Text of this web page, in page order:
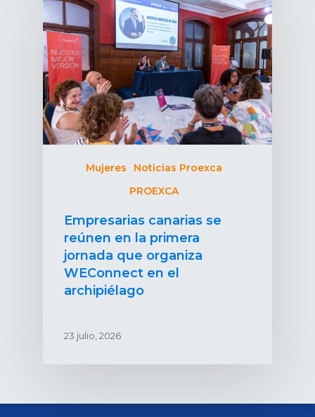
Mujeres
Noticias Proexca
PROEXCA
Empresarias canarias se
reúnen en la primera
jornada que organiza
WEConnect en el
archipiélago
23 julio, 2026